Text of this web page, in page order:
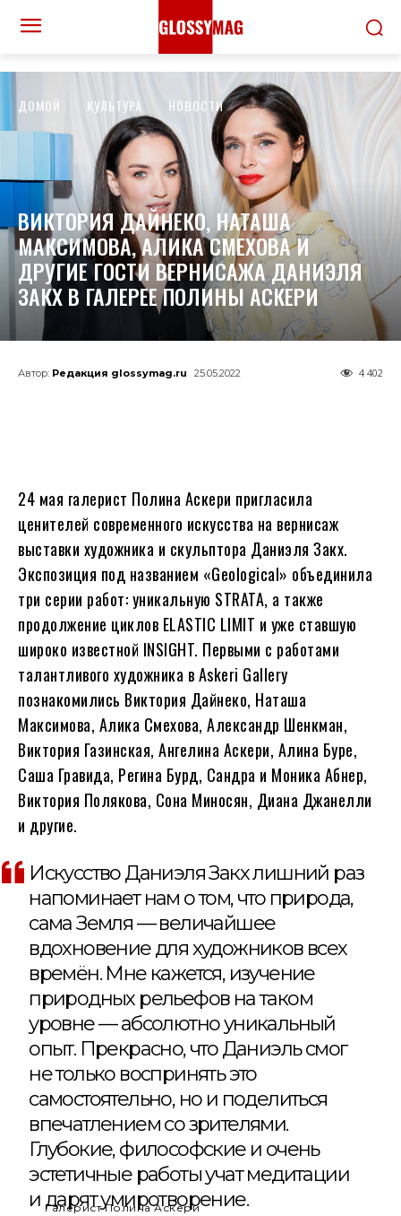
ДОМОЙ КУЛЬТУРА НОВОСТИ
ВИКТОРИЯ ДАЙНЕКО, НАТАША
МАКСИМОВА, АЛИКА СМЕХОВА И
ДРУГИЕ ГОСТИ ВЕРНИСАЖА ДАНИЭЛЯ
ЗАКХ В ГАЛЕРЕЕ ПОЛИНЫ АСКЕРИ
Автор: Редакция glossymag.ru 25.05.2022 4 402
24 мая галерист Полина Аскери пригласила
ценителей современного искусства на вернисаж
выставки художника и скульптора Даниэля Закх.
Экспозиция под названием «Geological» объединила
три серии работ: уникальную STRATA, а также
продолжение циклов ELASTIC LIMIT и уже ставшую
широко известной INSIGHT. Первыми с работами
талантливого художника в Askeri Gallery
познакомились Виктория Дайнеко, Наташа
Максимова, Алика Смехова, Александр Шенкман,
Виктория Газинская, Ангелина Аскери, Алина Буре,
Саша Гравида, Регина Бурд, Сандра и Моника Абнер,
Виктория Полякова, Сона Миносян, Диана Джанелли
и другие.
Искусство Даниэля Закх лишний раз
напоминает нам о том, что природа,
сама Земля — величайшее
вдохновение для художников всех
времён. Мне кажется, изучение
природных рельефов на таком
уровне — абсолютно уникальный
опыт. Прекрасно, что Даниэль смог
не только воспринять это
самостоятельно, но и поделиться
впечатлением со зрителями.
Глубокие, философские и очень
эстетичные работы учат медитации
и дарят умиротворение.
Галерист Полина Аскери